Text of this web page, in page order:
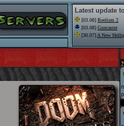
Latest update
[03.08] Reelism 2
[03.08] Guncaster
[30.07] A New